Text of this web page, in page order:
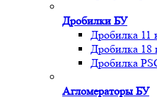
Дробилки БУ
Дробилка 11
Дробилка 18
Дробилка
Агломераторы БУ